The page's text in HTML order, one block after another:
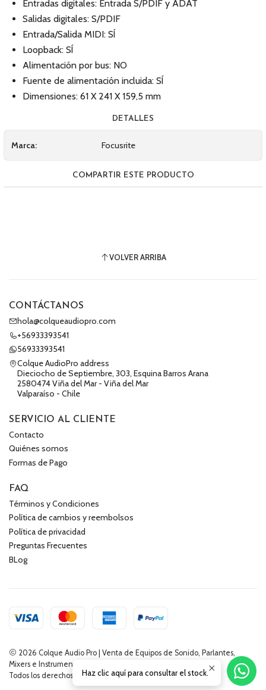
Entradas digitales: Entrada S/PDIF y ADAT
Salidas digitales: S/PDIF
Entrada/Salida MIDI: SÍ
Loopback: SÍ
Alimentación por bus: NO
Fuente de alimentación incluida: SÍ
Dimensiones: 61 X 241 X 159,5 mm
DETALLES
Marca: Focusrite
COMPARTIR ESTE PRODUCTO
VOLVER ARRIBA
CONTÁCTANOS
hola@colqueaudiopro.com
+56933393541
56933393541
Colque AudioPro address
Dieciocho de Septiembre, 303, Esquina Barros Arana
2580474 Viña del Mar - Viña del Mar
Valparaíso - Chile
SERVICIO AL CLIENTE
Contacto
Quiénes somos
Formas de Pago
FAQ
Términos y Condiciones
Política de cambios y reembolsos
Política de privacidad
Preguntas Frecuentes
BLog
2026 Colque Audio Pro | Venta de Equipos de Sonido, Parlantes,
Mixers e Instrumentos Musicales.
Todos los derechos reservados.Desarrollado por Jumpseller
Haz clic aquí para consultar el stock.